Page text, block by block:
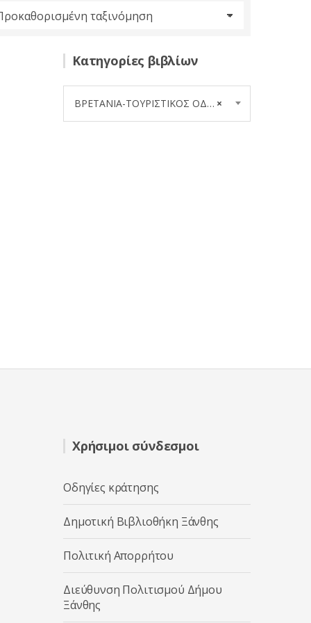
Κατηγορίες βιβλίων
×
ΒΡΕΤΑΝΙΑ-ΤΟΥΡΙΣΤΙΚΟΣ ΟΔΗΓΟΣ (1)
Χρήσιμοι σύνδεσμοι
Οδηγίες κράτησης
Δημοτική Βιβλιοθήκη Ξάνθης
Πολιτική Απορρήτου
Διεύθυνση Πολιτισμού Δήμου
Ξάνθης